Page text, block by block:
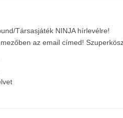
Társasjáték NINJA hírlevélre!
az email címed!